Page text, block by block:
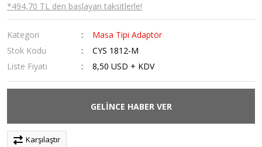
*494,70 TL den başlayan taksitlerle!
Kategori
Masa Tipi Adaptör
Stok Kodu
CYS 1812-M
Liste Fiyatı
8,50 USD + KDV
GELİNCE HABER VER
Karşılaştır